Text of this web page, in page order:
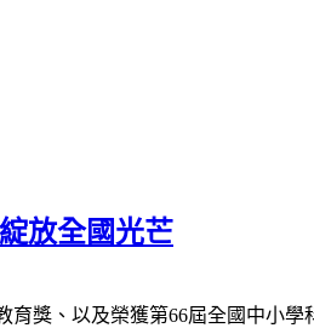
放全國光芒
獎、以及榮獲第66屆全國中小